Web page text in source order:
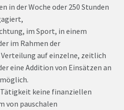
in der Woche oder 250 Stunden
im Sport, in einem
im Rahmen der
auf einzelne, zeitlich
eine Addition von Einsätzen an
keine finanziellen
von pauschalen